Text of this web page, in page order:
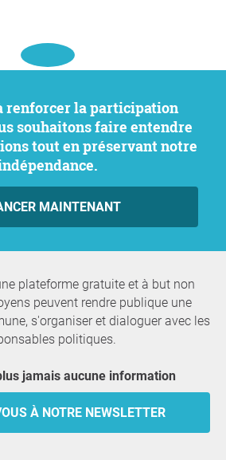
souhaitons faire entendre
tout en préservant notre
MAINTENANT
plateforme gratuite et à but non
peuvent rendre publique une
s'organiser et dialoguer avec les
politiques.
jamais aucune information
À NOTRE NEWSLETTER